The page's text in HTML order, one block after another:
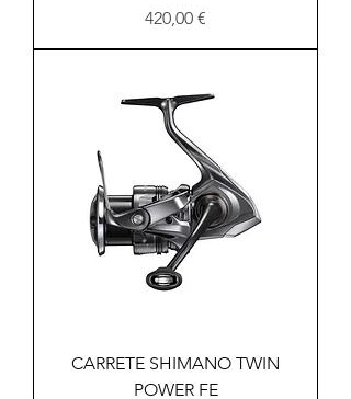
Precio
420,00 €
CARRETE SHIMANO TWIN
POWER FE